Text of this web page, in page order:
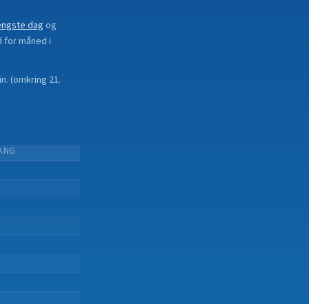
dag og
måned i
(omkring 21.